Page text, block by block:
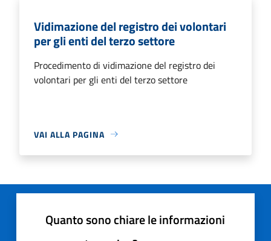
Vidimazione del registro dei volontari
per gli enti del terzo settore
Procedimento di vidimazione del registro dei
volontari per gli enti del terzo settore
VAI ALLA PAGINA
Quanto sono chiare le informazioni